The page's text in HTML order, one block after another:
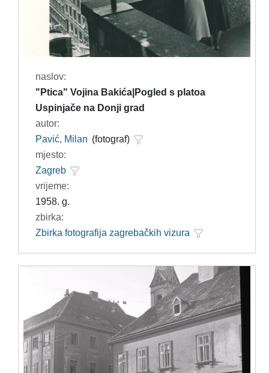
naslov:
"Ptica" Vojina Bakića|Pogled s platoa
Uspinjače na Donji grad
autor:
Pavić, Milan (fotograf)
mjesto:
Zagreb
vrijeme:
1958. g.
zbirka:
Zbirka fotografija zagrebačkih vizura